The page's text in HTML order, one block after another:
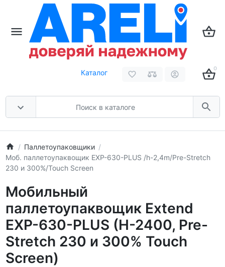
Каталог 0
Паллетоупаковщики
Моб. паллетоупаквощик EXP-630-PLUS /h-2,4m/Pre-Stretch
230 и 300%/Touch Screen
Мобильный
паллетоупаквощик Extend
EXP-630-PLUS (H-2400, Pre-
Stretch 230 и 300% Touch
Screen)